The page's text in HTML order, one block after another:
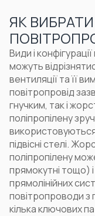
ЯК
Види і
можуть
вентиляції та її
повітропровід
гнучким, так і
поліпропілену
підвісні стелі.
поліпропілену
прямокутні тощо)
прямолінійних
повітропроводи з
кілька ключових